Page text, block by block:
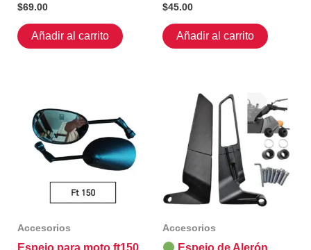
$69.00
Añadir al carrito
$45.00
Añadir al carrito
Accesorios Accesorios